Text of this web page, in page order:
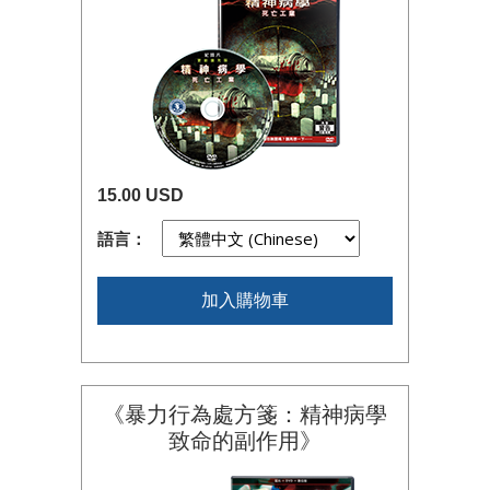
15.00 USD
語言：
加入購物車
《暴力行為處方箋：精神病學
致命的副作用》